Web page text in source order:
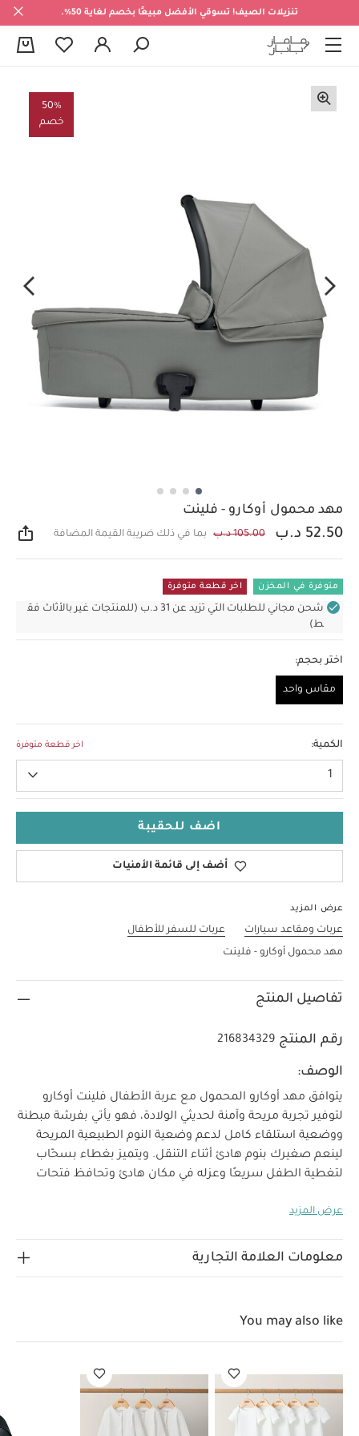
تنزيلات الصيف! تسوقي الأفضل مبيعًا بخصم لغاية 50%.
50%
خصم
مهد محمول أوكارو - فلينت
52.50 د.ب 105.00 د.ب بما في ذلك ضريبة القيمة المضافة
متوفرة في المخزن اخر قطعة متوفرة
شحن مجاني للطلبات التي تزيد عن 31 د.ب (للمنتجات غير بالأثاث فق
ط)
اختر بحجم:
مقاس واحد
الكمية: اخر قطعة متوفرة
1
اضف للحقيبة
أضف إلى قائمة الأمنيات
عرض المزيد
عربات ومقاعد سيارات
عربات للسفر للأطفال
مهد محمول أوكارو - فلينت
تفاصيل المنتج
رقم المنتج 216834329
الوصف:
يتوافق مهد أوكارو المحمول مع عربة الأطفال فلينت أوكارو
لتوفير تجربة مريحة وآمنة لحديثي الولادة، فهو يأتي بفرشة مبطنة
ووضعية استلقاء كامل لدعم وضعية النوم الطبيعية المريحة
لينعم صغيرك بنوم هادئ أثناء التنقل. ويتميز بغطاء بسحّاب
لتغطية الطفل سريعًا وعزله في مكان هادئ وتحافظ فتحات
ببطانة جيرسيه بامبو فائقة النعومة بخواص مقاومة للبكتيريا.
فاتح لمظهر عصري أنيق.
أطفال أوكارو للاستمتاع بنزهة مريحة
بطانة من قماش بامبو ناعم
تدويرها
غطاء بسحّاب للفتح والإغلاق
حلقة لتثبيت
الألعاب
مواصفات المنتج:
العمر المناسب:
0-9 كغم/ حتى يتمكن
عرض المزيد
معلومات العلامة التجارية
You may also like